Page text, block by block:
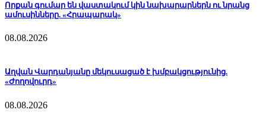
Որքան գումար են վաստակում կին նախարարներն ու նրանց
ամուսինները. «Հրապարակ»
08.08.2026
Աղվան Վարդանյանը մեկուսացած է խմբակցությունից.
«Ժողովուրդ»
08.08.2026